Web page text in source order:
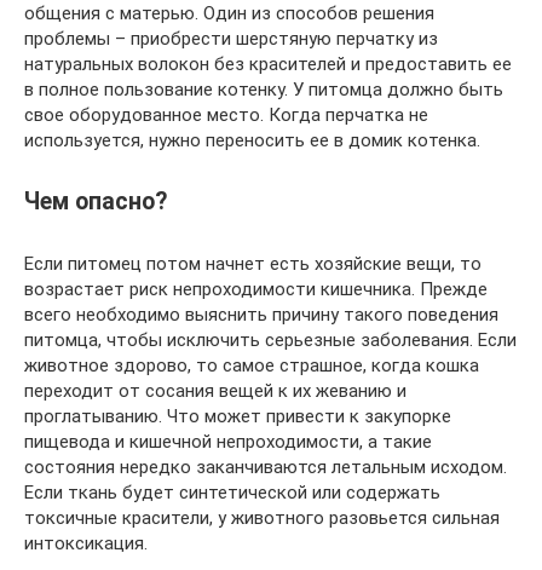
общения с матерью. Один из способов решения
проблемы – приобрести шерстяную перчатку из
натуральных волокон без красителей и предоставить ее
в полное пользование котенку. У питомца должно быть
свое оборудованное место. Когда перчатка не
используется, нужно переносить ее в домик котенка.
Чем опасно?
Если питомец потом начнет есть хозяйские вещи, то
возрастает риск непроходимости кишечника. Прежде
всего необходимо выяснить причину такого поведения
питомца, чтобы исключить серьезные заболевания. Если
животное здорово, то самое страшное, когда кошка
переходит от сосания вещей к их жеванию и
проглатыванию. Что может привести к закупорке
пищевода и кишечной непроходимости, а такие
состояния нередко заканчиваются летальным исходом.
Если ткань будет синтетической или содержать
токсичные красители, у животного разовьется сильная
интоксикация.